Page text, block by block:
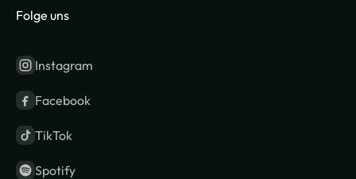
Folge uns
Instagram
Facebook
TikTok
Spotify